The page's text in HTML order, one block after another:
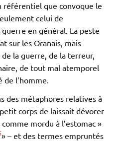
référentiel que convoque le
celui de
en général. La peste
sur les Oranais, mais
la guerre, de la terreur,
de tout mal atemporel
l’homme.
des métaphores relatives à
corps de laissait dévorer
comme mordu à l’estomac »
» – et des termes empruntés